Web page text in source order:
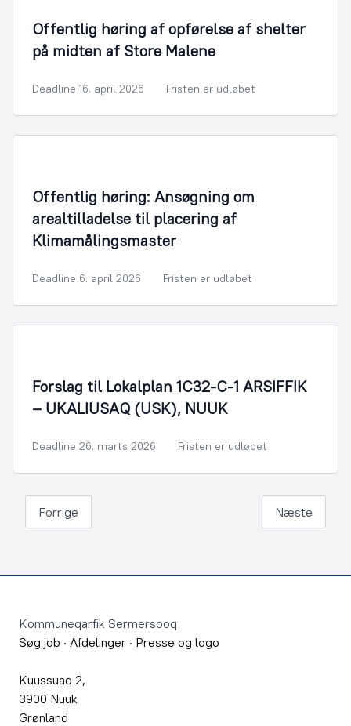
Offentlig høring af opførelse af shelter
på midten af Store Malene
Deadline 16. april 2026 Fristen er udløbet
Offentlig høring: Ansøgning om
arealtilladelse til placering af
Klimamålingsmaster
Deadline 6. april 2026 Fristen er udløbet
Forslag til Lokalplan 1C32-C-1 ARSIFFIK
– UKALIUSAQ (USK), NUUK
Deadline 26. marts 2026 Fristen er udløbet
Forrige Næste
Kommuneqarfik Sermersooq
Søg job · Afdelinger · Presse og logo
Kuussuaq 2,
3900 Nuuk
Grønland